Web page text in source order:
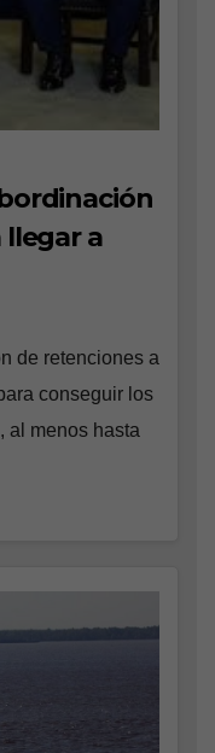
llegar a
de retenciones a
conseguir los
al menos hasta